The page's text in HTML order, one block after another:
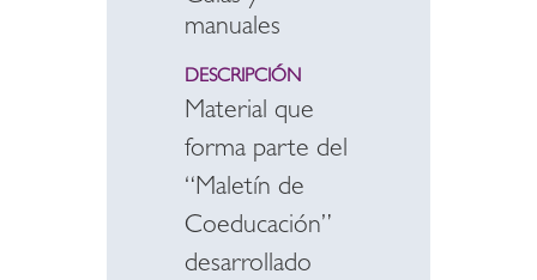
manuales
DESCRIPCIÓN
Material que
forma parte del
“Maletín de
Coeducación”
desarrollado